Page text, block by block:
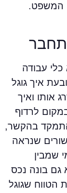
המשפט.
עבודה
איך גוגל
ואיך
לרדוף
בהקשר,
שנראה
בונה נכס
הטווח שגוגל